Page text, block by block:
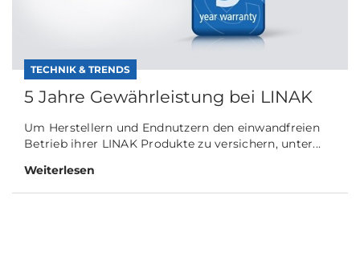
TECHNIK & TRENDS
5 Jahre Gewährleistung bei LINAK
Um Herstellern und Endnutzern den einwandfreien
Betrieb ihrer LINAK Produkte zu versichern, unter...
Weiterlesen